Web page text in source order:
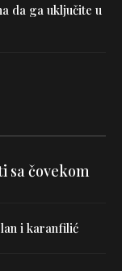
da ga uključite u
sa čovekom
i karanfilić